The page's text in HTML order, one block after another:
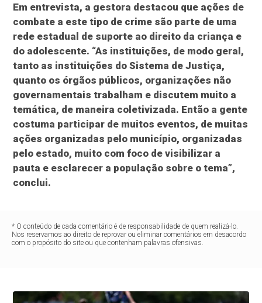
Em entrevista, a gestora destacou que ações de
combate a este tipo de crime são parte de uma
rede estadual de suporte ao direito da criança e
do adolescente. “As instituições, de modo geral,
tanto as instituições do Sistema de Justiça,
quanto os órgãos públicos, organizações não
governamentais trabalham e discutem muito a
temática, de maneira coletivizada. Então a gente
costuma participar de muitos eventos, de muitas
ações organizadas pelo município, organizadas
pelo estado, muito com foco de visibilizar a
pauta e esclarecer a população sobre o tema”,
conclui.
* O conteúdo de cada comentário é de responsabilidade de quem realizá-lo.
Nos reservamos ao direito de reprovar ou eliminar comentários em desacordo
com o propósito do site ou que contenham palavras ofensivas.